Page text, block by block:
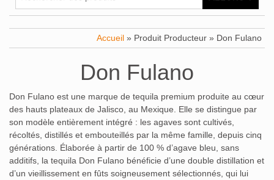
Accueil » Produit Producteur » Don Fulano
Don Fulano
Don Fulano est une marque de tequila premium produite au cœur
des hauts plateaux de Jalisco, au Mexique. Elle se distingue par
son modèle entièrement intégré : les agaves sont cultivés,
récoltés, distillés et embouteillés par la même famille, depuis cinq
générations. Élaborée à partir de 100 % d’agave bleu, sans
additifs, la tequila Don Fulano bénéficie d’une double distillation et
d’un vieillissement en fûts soigneusement sélectionnés, qui lui